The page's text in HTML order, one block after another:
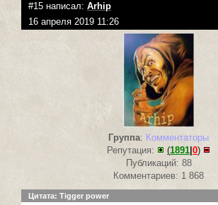
#15 написал: Arhip
16 апреля 2019 11:26
Группа: Комментаторы
Репутация:
(1891 0)
Публикаций: 88
Комментариев: 1 868
Цитата: Tigger power